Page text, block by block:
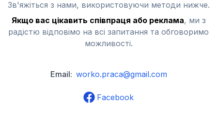
Зв'яжіться з нами, використовуючи методи нижче.
Якщо вас цікавить співпраця або реклама, ми з
радістю відповімо на всі запитання та обговоримо
можливості.
Email: worko.praca@gmail.com
Facebook